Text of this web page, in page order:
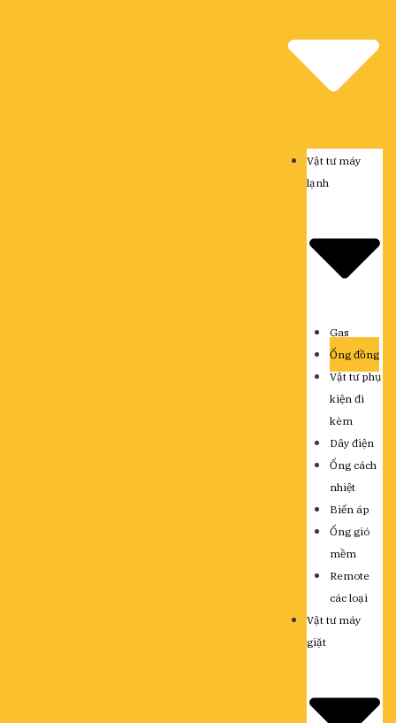
Vật tư máy
lạnh
Gas
Ống đồng
Vật tư phụ
kiện đi
kèm
Dây điện
Ống cách
nhiệt
Biến áp
Ống gió
mềm
Remote
các loại
Vật tư máy
giặt